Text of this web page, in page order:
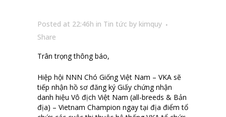
Posted at 22:46h in Tin tức by kimquy
Share
Trân trọng thông báo,
Hiệp hội NNN Chó Giống Việt Nam – VKA sẽ
tiếp nhận hồ sơ đăng ký Giấy chứng nhận
danh hiệu Vô địch Việt Nam (all-breeds & Bản
địa) – Vietnam Champion ngay tại địa điểm tổ